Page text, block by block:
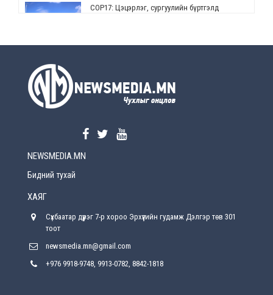
СОР17: Цэцэрлэг, сургуулийн бүртгэлд
Өчигдөр
Өчигдөр
хүрсэн өгөөжөөрөө ажлаа үнэлж, хэрэгжилтээ
Улсын онцгой комисс өвөлжилтийн бэлтгэл,
NEWSMEDIA.MN
Бидний тухай
ХАЯГ
Сүхбаатар дүүрэг 7-р хороо Эрхүүгийн гудамж Дэлгэр төв 301
тоот
newsmedia.mn@gmail.com
+976 9918-9748, 9913-0782, 8842-1818